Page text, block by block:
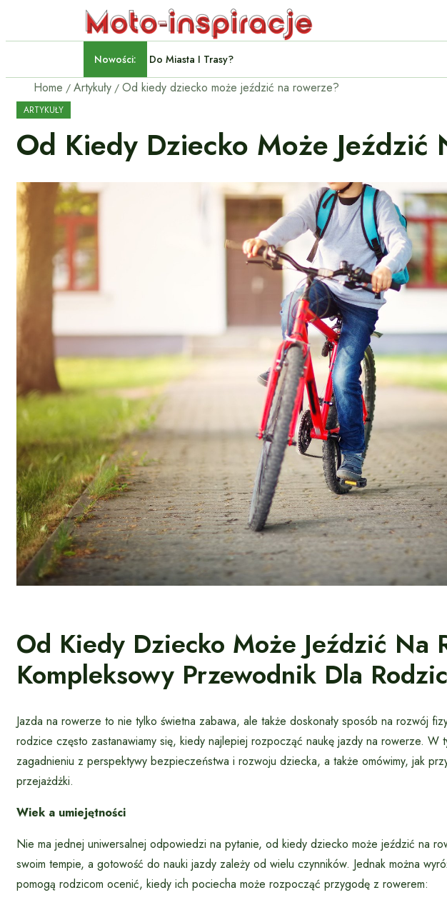
Nowości: Crossover Czy SUV: Który Wybrać Do Miasta I Trasy?
Home Artykuły Od kiedy dziecko może jeździć na rowerze?
ARTYKUŁY
Od Kiedy Dziecko Może Jeździć
Od Kiedy Dziecko Może Jeździć Na
Kompleksowy Przewodnik Dla
Jazda na rowerze to nie tylko świetna zabawa, ale także doskonały sposób na rozwój
rodzice często zastanawiamy się, kiedy najlepiej rozpocząć naukę jazdy na rowerze. W
zagadnieniu z perspektywy bezpieczeństwa i rozwoju dziecka, a także omówimy, jak
przejażdżki.
Wiek a umiejętności
Nie ma jednej uniwersalnej odpowiedzi na pytanie, od kiedy dziecko może jeździć na
swoim tempie, a gotowość do nauki jazdy zależy od wielu czynników. Jednak można
pomogą rodzicom ocenić, kiedy ich pociecha może rozpocząć przygodę z rowerem: